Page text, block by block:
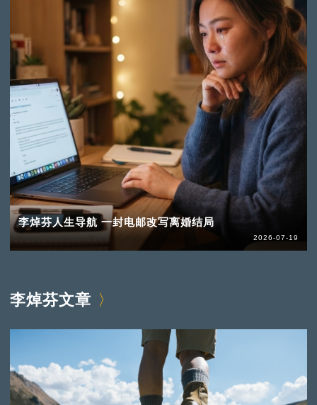
李焯芬人生导航 一封电邮改写离婚结局
2026-07-19
李焯芬文章